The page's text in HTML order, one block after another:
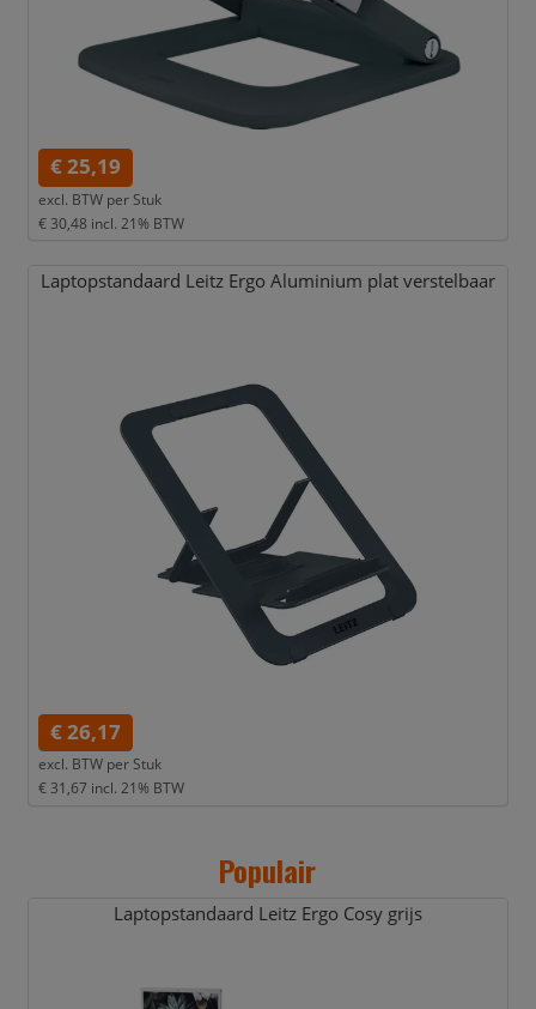
€ 25,19
excl. BTW per Stuk
€ 30,48 incl. 21% BTW
Laptopstandaard Leitz Ergo Aluminium plat verstelbaar
€ 26,17
excl. BTW per Stuk
€ 31,67 incl. 21% BTW
Populair
Laptopstandaard Leitz Ergo Cosy grijs